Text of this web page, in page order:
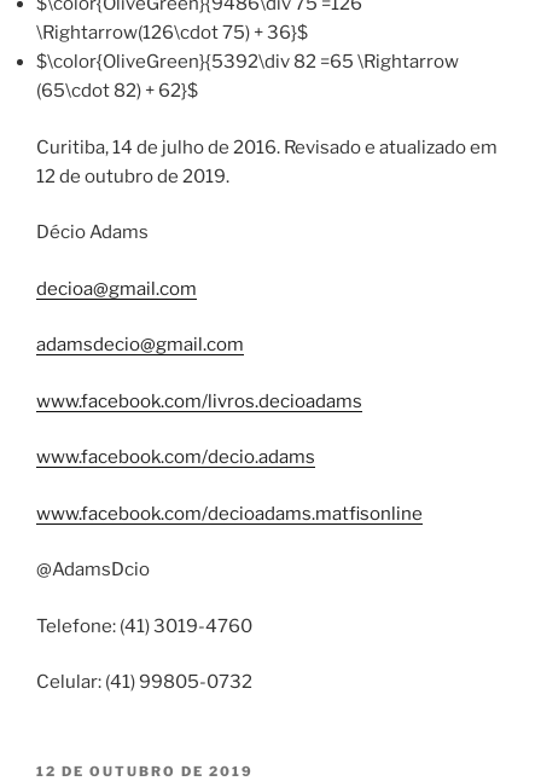
\Rightarrow(126\cdot 75) + 36}$
$\color{OliveGreen}{5392\div 82 =65 \Rightarrow
(65\cdot 82) + 62}$
Curitiba, 14 de julho de 2016. Revisado e atualizado em
12 de outubro de 2019.
Décio Adams
decioa@gmail.com
adamsdecio@gmail.com
www.facebook.com/livros.decioadams
www.facebook.com/decio.adams
www.facebook.com/decioadams.matfisonline
@AdamsDcio
Telefone: (41) 3019-4760
Celular: (41) 99805-0732
PUBLICADO
12 DE OUTUBRO DE 2019